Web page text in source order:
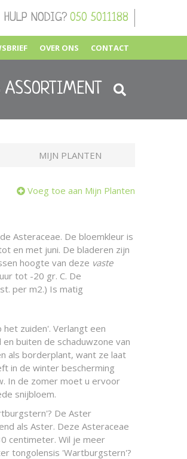
HULP NODIG? 050 5011188
OVER ONS CONTACT
ASSORTIMENT
MIJN PLANTEN
Voeg toe aan Mijn Planten
Asteraceae. De bloemkleur is
en met juni. De bladeren zijn
hoogte van deze vaste
tot -20 gr. C. De
per m2.) Is matig
zuiden'. Verlangt een
buiten de schaduwzone van
als borderplant, want ze laat
in de winter bescherming
In de zomer moet u ervoor
snijbloem.
De Aster
als Aster. Deze Asteraceae
centimeter. Wil je meer
tongolensis 'Wartburgstern'?